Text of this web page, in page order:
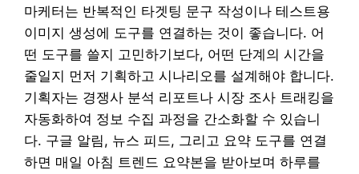
마케터는 반복적인 타겟팅 문구 작성이나 테스트용
이미지 생성에 도구를 연결하는 것이 좋습니다. 어
떤 도구를 쓸지 고민하기보다, 어떤 단계의 시간을
줄일지 먼저 기획하고 시나리오를 설계해야 합니다.
기획자는 경쟁사 분석 리포트나 시장 조사 트래킹을
자동화하여 정보 수집 과정을 간소화할 수 있습니
다. 구글 알림, 뉴스 피드, 그리고 요약 도구를 연결
하면 매일 아침 트렌드 요약본을 받아보며 하루를